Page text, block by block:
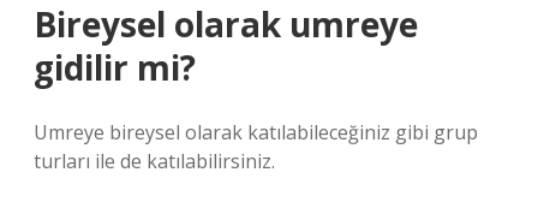
Bireysel olarak umreye
gidilir mi?
Umreye bireysel olarak katılabileceğiniz gibi grup
turları ile de katılabilirsiniz.